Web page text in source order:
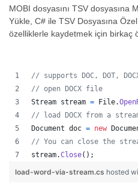
MOBI dosyasını TSV dosyasına
Yükle, C# ile TSV Dosyasına
özelliklerle kaydetmek için birkaç
// supports DOC, DOT,
// open DOCX file
Stream stream = File.
// load DOCX from a
Document doc = new
// You can close the
stream.Close( ) ;
load-word-via-stream.cs hosted